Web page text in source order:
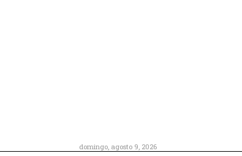
domingo, agosto 9, 2026